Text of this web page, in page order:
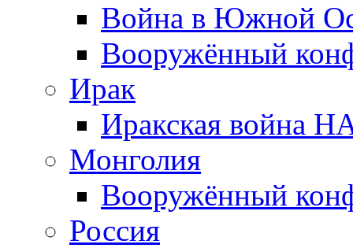
Война в Южной
Вооружённый
Ирак
Иракская война
Монголия
Вооружённый
Россия